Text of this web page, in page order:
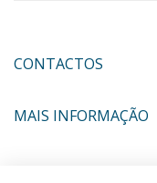
CONTACTOS
MAIS INFORMAÇÃO